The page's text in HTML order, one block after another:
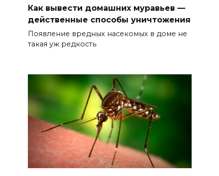
Как вывести домашних муравьев —
действенные способы уничтожения
Появление вредных насекомых в доме не
такая уж редкость